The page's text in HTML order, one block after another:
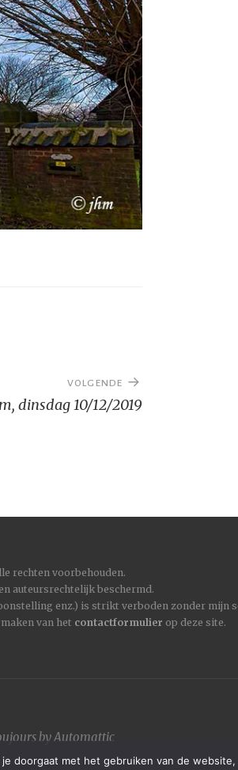
VOLGENDE
dinsdag 10/12/2019
rechten voorbehouden.
auteursrechtelijk beschermd.
enz.) is strikt verboden zonder mijn
van het contactformulier op deze site.
byAutomattic
doorgaat met het gebruiken van de